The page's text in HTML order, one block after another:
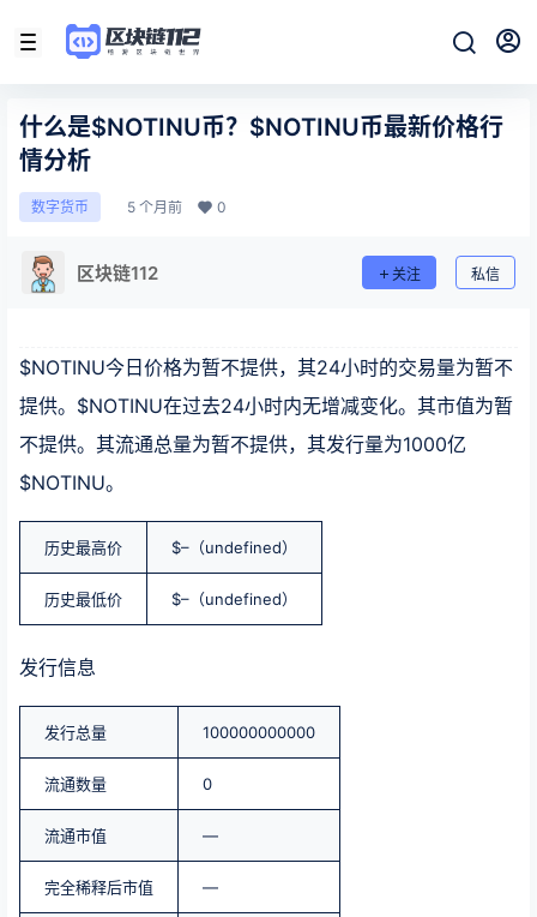
什么是$NOTINU币？$NOTINU币最新价格行
情分析
数字货币 5 个月前 0
区块链112 关注 私信
$NOTINU今日价格为暂不提供，其24小时的交易量为暂不
提供。$NOTINU在过去24小时内无增减变化。其市值为暂
不提供。其流通总量为暂不提供，其发行量为1000亿
$NOTINU。
历史最高价 $–（undefined）
历史最低价 $–（undefined）
发行信息
发行总量 100000000000
流通数量 0
流通市值 —
完全稀释后市值 —